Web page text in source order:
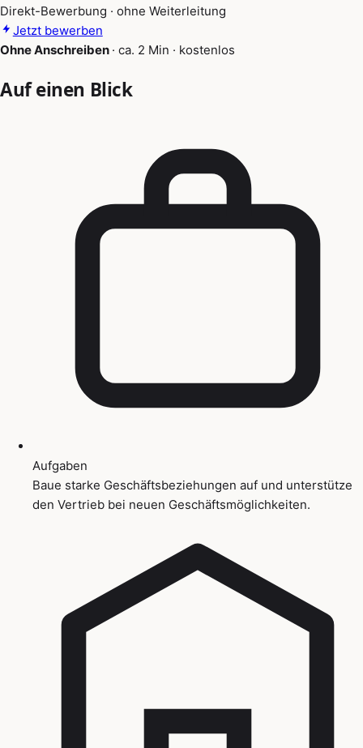
Direkt-Bewerbung · ohne Weiterleitung
Jetzt bewerben
Ohne Anschreiben · ca. 2 Min · kostenlos
Auf einen Blick
Aufgaben
Baue starke Geschäftsbeziehungen auf und unterstütze
den Vertrieb bei neuen Geschäftsmöglichkeiten.